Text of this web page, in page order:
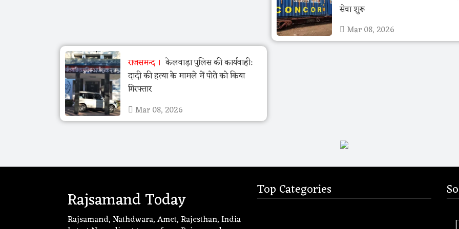
सेवा शुरू
Mar 08, 2026
राजसमन्द
केलवाड़ा पुलिस की कार्यवाही:
दादी की हत्या के मामले में पोते को किया
गिरफ्तार
Mar 08, 2026
Rajsamand Today
Rajsamand, Nathdwara, Amet, Rajesthan, India
Top Categories